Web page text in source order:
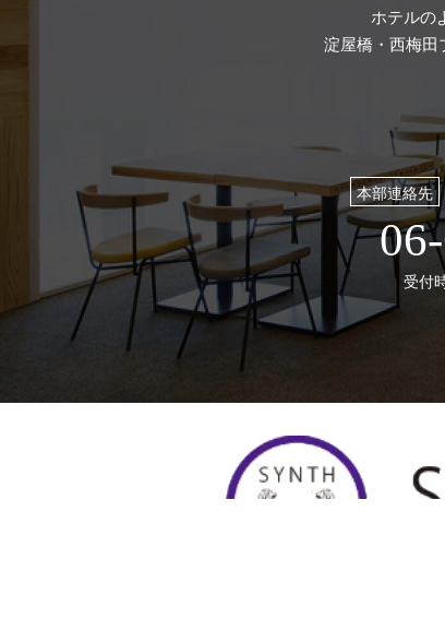
ホテルの
淀屋橋・西梅田
本部連絡先
受付